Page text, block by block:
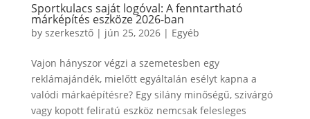
Sportkulacs saját logóval: A fenntartható
márképítés eszköze 2026-ban
by szerkesztő| jún 25, 2026| Egyéb
Vajon hányszor végzi a szemetesben egy
reklámajándék, mielőtt egyáltalán esélyt kapna a
valódi márkaépítésre? Egy silány minőségű, szivárgó
vagy kopott feliratú eszköz nemcsak felesleges